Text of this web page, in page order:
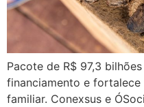
Pacote de R$ 97,3
financiamento e
familiar. Conexsus e